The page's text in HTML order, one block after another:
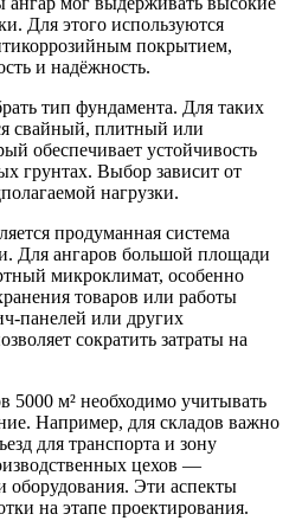
Для этого используются
покрытием,
и надёжность.
тип фундамента. Для таких
свайный, плитный или
обеспечивает устойчивость
грунтах. Выбор зависит от
нагрузки.
продуманная система
Для ангаров большой площади
микроклимат, особенно
товаров или работы
панелей или других
сократить затраты на
5000 м² необходимо учитывать
Например, для складов важно
для транспорта и зону
цехов —
Эти аспекты
на этапе проектирования.